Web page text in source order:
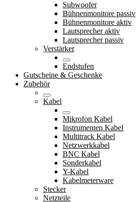
Subwoofer
Bühnenmonitore passiv
Bühnenmonitore aktiv
Lautsprecher aktiv
Lautsprecher passiv
Verstärker
Endstufen
Gutscheine & Geschenke
Zubehör
Kabel
Mikrofon Kabel
Instrumenten Kabel
Multitrack Kabel
Netzwerkkabel
BNC Kabel
Sonderkabel
Y-Kabel
Kabelmeterware
Stecker
Netzteile